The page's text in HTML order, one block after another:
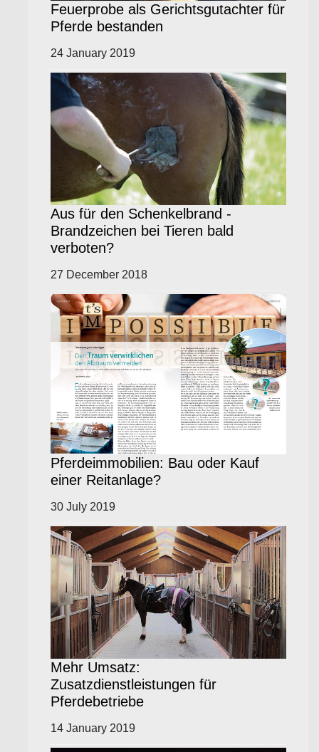
Feuerprobe als Gerichtsgutachter für
Pferde bestanden
24 January 2019
Aus für den Schenkelbrand -
Brandzeichen bei Tieren bald
verboten?
27 December 2018
Pferdeimmobilien: Bau oder Kauf
einer Reitanlage?
30 July 2019
Mehr Umsatz:
Zusatzdienstleistungen für
Pferdebetriebe
14 January 2019